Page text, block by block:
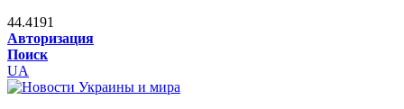
44.4191
Авторизация
Поиск
UA